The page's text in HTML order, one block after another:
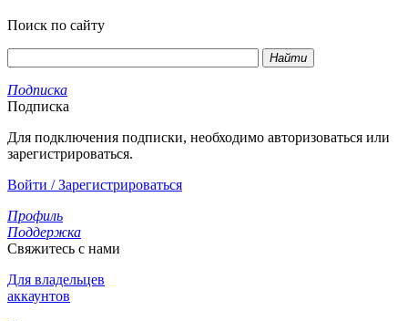
Поиск по сайту
Найти
Подписка
Подписка
Для подключения подписки, необходимо авторизоваться или
зарегистрироваться.
Войти / Зарегистрироваться
Профиль
Поддержка
Свяжитесь с нами
Для владельцев
аккаунтов